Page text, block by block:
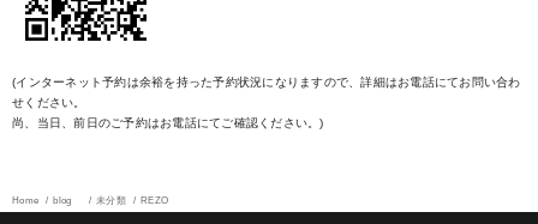
(インターネット予約は余裕を持った予約状況になりますので、詳細はお電話にてお問い合わ
せください。
尚、当日、前日のご予約はお電話にてご確認ください。)
Home blog 未分類 REZO